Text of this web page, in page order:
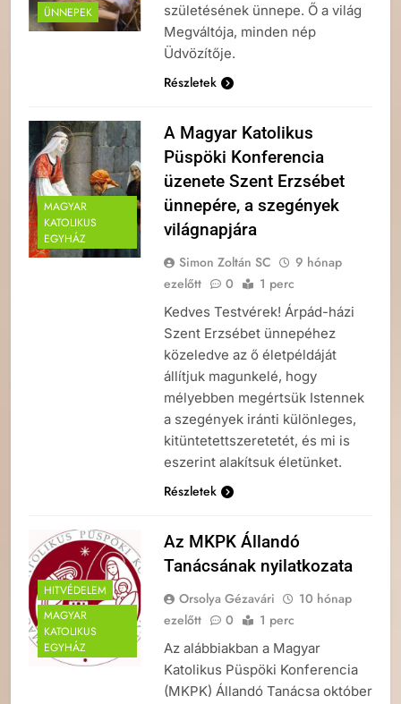
ÜNNEPEK
születésének ünnepe. Ő a világ
Megváltója, minden nép
Üdvözítője.
Részletek
MAGYAR
KATOLIKUS
EGYHÁZ
A Magyar Katolikus
Püspöki Konferencia
üzenete Szent Erzsébet
ünnepére, a szegények
világnapjára
Simon Zoltán SC
9 hónap
ezelőtt
0 1 perc
Kedves Testvérek! Árpád-házi
Szent Erzsébet ünnepéhez
közeledve az ő életpéldáját
állítjuk magunkelé, hogy
mélyebben megértsük Istennek
a szegények iránti különleges,
kitüntetettszeretetét, és mi is
eszerint alakítsuk életünket.
Részletek
HITVÉDELEM
MAGYAR
KATOLIKUS
EGYHÁZ
Az MKPK Állandó
Tanácsának nyilatkozata
Orsolya Gézavári
10 hónap
ezelőtt
0 1 perc
Az alábbiakban a Magyar
Katolikus Püspöki Konferencia
(MKPK) Állandó Tanácsa október